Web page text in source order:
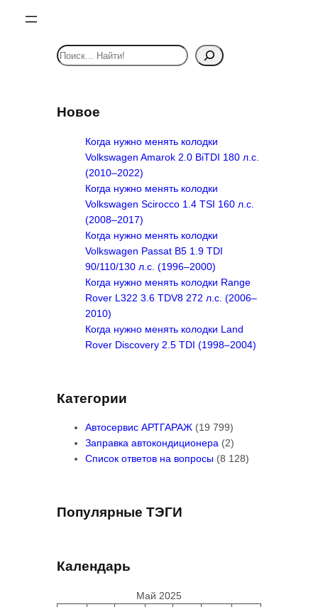
S
e
c
Новое
Когда нужно менять колодки
Volkswagen Amarok 2.0 BiTDI 180 л.с.
(2010–2022)
Когда нужно менять колодки
Volkswagen Scirocco 1.4 TSI 160 л.с.
(2008–2017)
Когда нужно менять колодки
Volkswagen Passat B5 1.9 TDI
90/110/130 л.с. (1996–2000)
Когда нужно менять колодки Range
Rover L322 3.6 TDV8 272 л.с. (2006–
2010)
Когда нужно менять колодки Land
Rover Discovery 2.5 TDI (1998–2004)
Категории
Автосервис АРТГАРАЖ (19 799)
Заправка автокондиционера (2)
Список ответов на вопросы (8 128)
Популярные ТЭГИ
Календарь
Май 2025